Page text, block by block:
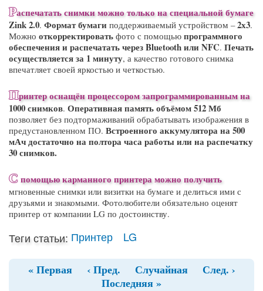
Распечатать снимки можно только на специальнойбумаге
Zink2.0. Формат бумаги поддерживаемый устройством –2х3.
Можно откорректировать фото с помощью программного
обеспечения и распечатать черезBluetoothилиNFC. Печать
осуществляется за 1 минуту, а качество готового снимка
впечатляет своей яркостью и четкостью.
Принтер оснащёнпроцессором запрограммированным на
1000снимков. Оперативная память объёмом 512 Мб
позволяет без подтормаживаний обрабатывать изображения в
предустановленном ПО. Встроенного аккумулятора на 500
мАч достаточно на полтора часа работы или на распечатку
30 снимков.
Спомощью карманного принтера можно получить
мгновенные снимки или визитки на бумаге и делиться ими с
друзьями и знакомыми. Фотолюбители обязательно оценят
принтер от компании LG по достоинству.
Теги статьи: Принтер LG
« Первая ‹ Пред. Случайная
След. ›
Последняя »